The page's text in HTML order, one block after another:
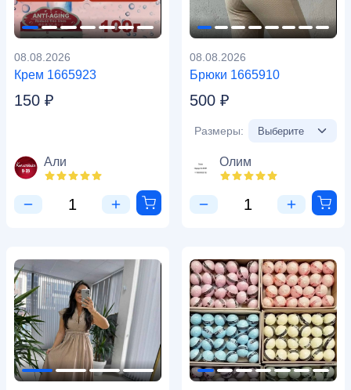
Крем 1665923
08.08.2026
150 ₽
Али
Брюки 1665910
08.08.2026
500 ₽
Размеры:
Олим